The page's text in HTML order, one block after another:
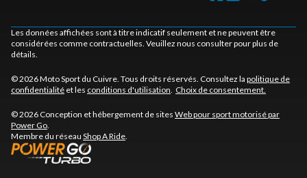
Les données affichées sont à titre indicatif seulement et ne peuvent être
considérées comme contractuelles. Veuillez nous consulter pour plus de
détails.
© 2026 Moto Sport du Cuivre. Tous droits réservés. Consultez la politique de
confidentialité et les conditions d'utilisation. Choix de consentement.
© 2026 Conception et hébergement de sites Web pour sport motorisé par
Power Go.
Membre du réseau Shop A Ride.